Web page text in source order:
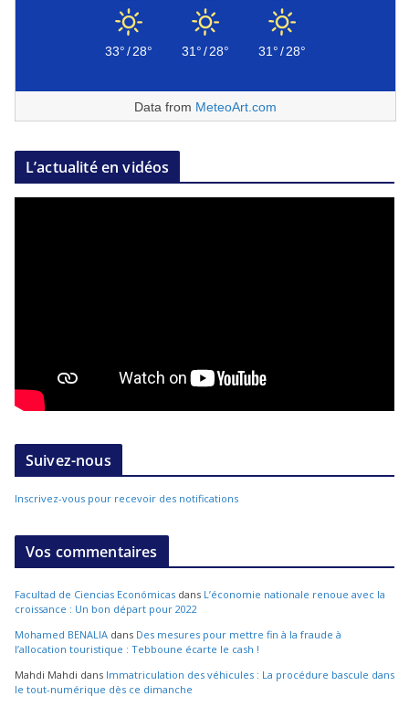
33°/28° 31°/28° 31°/28°
Data from MeteoArt.com
L’actualité en vidéos
Suivez-nous
Inscrivez-vous pour recevoir des notifications
Vos commentaires
Facultad de Ciencias Económicas dans L’économie nationale renoue avec la
croissance : Un bon départ pour 2022
Mohamed BENALIA dans Des mesures pour mettre fin à la fraude à
l’allocation touristique : Tebboune écarte le cash !
Mahdi Mahdi dans Immatriculation des véhicules : La procédure bascule dans
le tout-numérique dès ce dimanche